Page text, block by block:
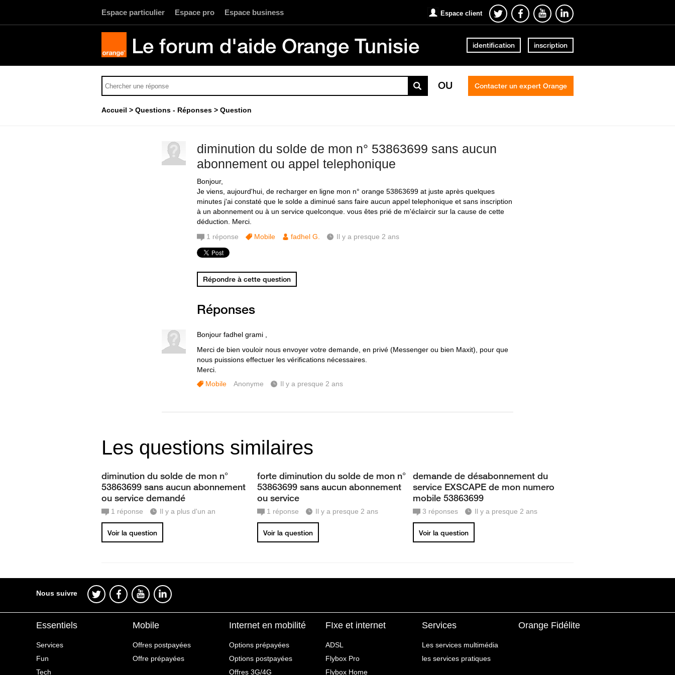
Espace particulier Espace pro Espace business Espace client
Le forum d'aide Orange Tunisie identification inscription
OU Contacter un expert Orange
Accueil Questions - Réponses Question
diminution du solde de mon n° 53863699 sans aucun
abonnement ou appel telephonique
Bonjour,
Je viens, aujourd'hui, de recharger en ligne mon n° orange 53863699 at juste après quelques
minutes j'ai constaté que le solde a diminué sans faire aucun appel telephonique et sans inscription
à un abonnement ou à un service quelconque. vous êtes prié de m'éclaircir sur la cause de cette
déduction. Merci.
1 réponse Mobile fadhel G. Il y a presque 2 ans
Répondre à cette question
Réponses
Bonjour fadhel grami ,
Merci de bien vouloir nous envoyer votre demande, en privé (Messenger ou bien Maxit), pour que
nous puissions effectuer les vérifications nécessaires.
Merci.
Mobile
Anonyme Il y a presque 2 ans
Les questions similaires
diminution du solde de mon n°
53863699 sans aucun abonnement
ou service demandé
1 réponse Il y a plus d'un an
Voir la question
forte diminution du solde de mon n°
53863699 sans aucun abonnement
ou service
1 réponse Il y a presque 2 ans
Voir la question
demande de désabonnement du
service EXSCAPE de mon numero
mobile 53863699
3 réponses Il y a presque 2 ans
Voir la question
Nous suivre
Essentiels
Services
Fun
Tech
Mobile
Offres postpayées
Offre prépayées
Internet en mobilité
Options prépayées
Options postpayées
Offres 3G/4G
FIxe et internet
ADSL
Flybox Pro
Flybox Home
Services
Les services multimédia
les services pratiques
Orange Fidélite